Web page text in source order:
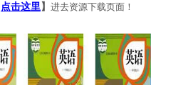
点击这里】 进去资源下载页面！